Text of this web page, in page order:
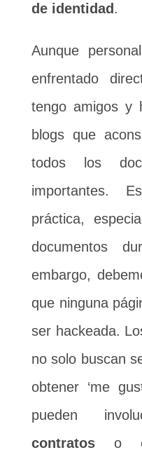
de identidad.
Aunque
enfrentado
tengo amigos y
blogs que
todos los
importantes.
práctica,
documentos
embargo,
que ninguna
ser hackeada.
no solo buscan
obtener ‘me
pueden
contratoso